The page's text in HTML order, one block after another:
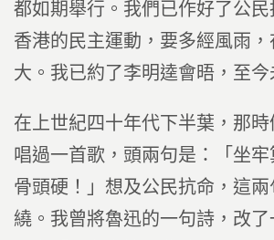
都如期舉行。我們已作好了公民
香港的民主運動，要多經風雨
大。我已約了李明逵會晤，至今
在上世紀四十年代下半葉，那時
唱過一首歌，頭兩句是：「坐牢
骨頭硬！」想及公民抗命，這
繞。我曾將魯迅的一句詩，改